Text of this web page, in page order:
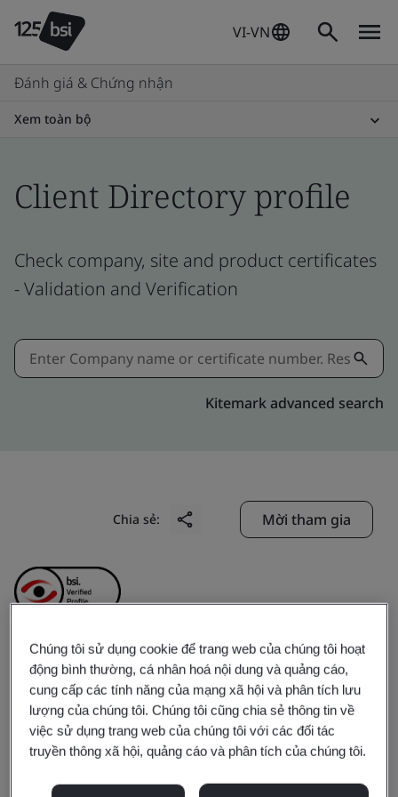
VI-VN
Đánh giá & Chứng nhận
Xem toàn bộ
Client Directory profile
Check company, site and product certificates
- Validation and Verification
Kitemark advanced search
Chia sẻ: Mời tham gia
ShenShan Special
Cooperation Zone
Vicfuse Co., Ltd.
Chúng tôi sử dụng cookie để trang web của chúng tôi hoạt
động bình thường, cá nhân hoá nội dung và quảng cáo,
cung cấp các tính năng của mạng xã hội và phân tích lưu
lượng của chúng tôi. Chúng tôi cũng chia sẻ thông tin về
việc sử dụng trang web của chúng tôi với các đối tác
truyền thông xã hội, quảng cáo và phân tích của chúng tôi.